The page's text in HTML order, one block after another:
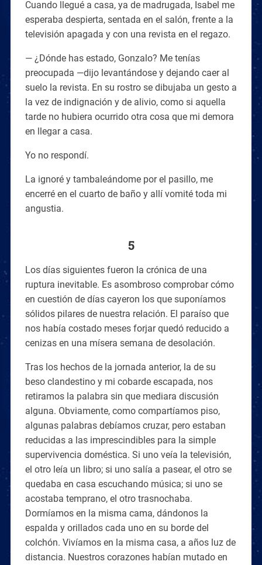
Cuando llegué a casa, ya de madrugada, Isabel me
esperaba despierta, sentada en el salón, frente a la
televisión apagada y con una revista en el regazo.
— ¿Dónde has estado, Gonzalo? Me tenías
preocupada —dijo levantándose y dejando caer al
suelo la revista. En su rostro se dibujaba un gesto a
la vez de indignación y de alivio, como si aquella
tarde no hubiera ocurrido otra cosa que mi demora
en llegar a casa.
Yo no respondí.
La ignoré y tambaleándome por el pasillo, me
encerré en el cuarto de baño y allí vomité toda mi
angustia.
5
Los días siguientes fueron la crónica de una
ruptura inevitable. Es asombroso comprobar cómo
en cuestión de días cayeron los que suponíamos
sólidos pilares de nuestra relación. El paraíso que
nos había costado meses forjar quedó reducido a
cenizas en una mísera semana de desolación.
Tras los hechos de la jornada anterior, la de su
beso clandestino y mi cobarde escapada, nos
retiramos la palabra sin que mediara discusión
alguna. Obviamente, como compartíamos piso,
algunas palabras debíamos cruzar, pero estaban
reducidas a las imprescindibles para la simple
supervivencia doméstica. Si uno veía la televisión,
el otro leía un libro; si uno salía a pasear, el otro se
quedaba en casa escuchando música; si uno se
acostaba temprano, el otro trasnochaba.
Dormíamos en la misma cama, dándonos la
espalda y orillados cada uno en su borde del
colchón. Vivíamos en la misma casa, a años luz de
distancia. Nuestros corazones habían mutado en